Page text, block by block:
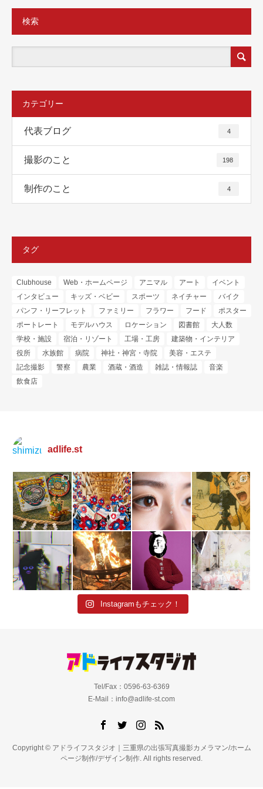
検索
カテゴリー
代表ブログ 4
撮影のこと 198
制作のこと 4
タグ
Clubhouse Web・ホームページ アニマル アート
イベント
インタビュー
キッズ・ベビー スポーツ ネイチャー
バイク
パンフ・リーフレット
ファミリー フラワー フード
ポスター
ポートレート
モデルハウス ロケーション 図書館
大人数
学校・施設
宿泊・リゾート 工場・工房
建築物・インテリア
役所
水族館 病院 神社・神宮・寺院
美容・エステ
記念撮影
警察 農業 酒蔵・酒造 雑誌・情報誌
音楽
飲食店
adlife.st
Instagramもチェック！
Tel/Fax：0596-63-6369
E-Mail：info@adlife-st.com
Copyright © アドライフスタジオ｜三重県の出張写真撮影カメラマン/ホーム
ページ制作/デザイン制作. All rights reserved.